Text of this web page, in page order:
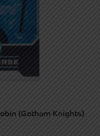
(Gotham Knights)